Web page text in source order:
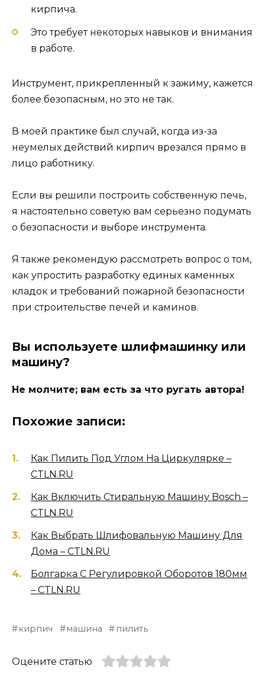
кирпича.
Это требует некоторых навыков и внимания
в работе.
Инструмент, прикрепленный к зажиму, кажется
более безопасным, но это не так.
В моей практике был случай, когда из-за
неумелых действий кирпич врезался прямо в
лицо работнику.
Если вы решили построить собственную печь,
я настоятельно советую вам серьезно подумать
о безопасности и выборе инструмента.
Я также рекомендую рассмотреть вопрос о том,
как упростить разработку единых каменных
кладок и требований пожарной безопасности
при строительстве печей и каминов.
Вы используете шлифмашинку или
машину?
Не молчите; вам есть за что ругать автора!
Похожие записи:
Как Пилить Под Углом На Циркулярке –
CTLN.RU
Как Включить Стиральную Машину Bosch –
CTLN.RU
Как Выбрать Шлифовальную Машину Для
Дома – CTLN.RU
Болгарка С Регулировкой Оборотов 180мм
– CTLN.RU
кирпич машина пилить
Оцените статью